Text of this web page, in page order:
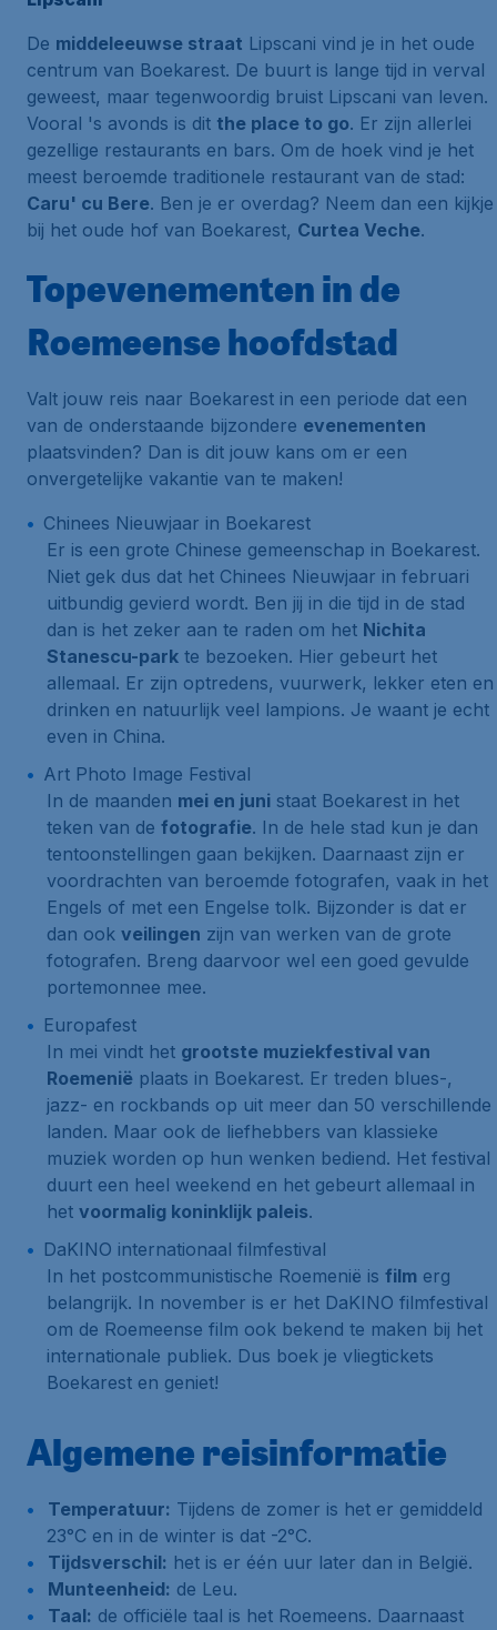
De middeleeuwse straat Lipscani vind je in het oude
centrum van Boekarest. De buurt is lange tijd in verval
geweest, maar tegenwoordig bruist Lipscani van leven.
Vooral 's avonds is dit the place to go. Er zijn allerlei
gezellige restaurants en bars. Om de hoek vind je het
meest beroemde traditionele restaurant van de stad:
Caru' cu Bere. Ben je er overdag? Neem dan een kijkje
bij het oude hof van Boekarest, Curtea Veche.
Topevenementen in de
Roemeense hoofdstad
Valt jouw reis naar Boekarest in een periode dat een
van de onderstaande bijzondere evenementen
plaatsvinden? Dan is dit jouw kans om er een
onvergetelijke vakantie van te maken!
Chinees Nieuwjaar in Boekarest
Er is een grote Chinese gemeenschap in Boekarest.
Niet gek dus dat het Chinees Nieuwjaar in februari
uitbundig gevierd wordt. Ben jij in die tijd in de stad
dan is het zeker aan te raden om het Nichita
Stanescu-park te bezoeken. Hier gebeurt het
allemaal. Er zijn optredens, vuurwerk, lekker eten en
drinken en natuurlijk veel lampions. Je waant je echt
even in China.
Art Photo Image Festival
In de maanden mei en juni staat Boekarest in het
teken van de fotografie. In de hele stad kun je dan
tentoonstellingen gaan bekijken. Daarnaast zijn er
voordrachten van beroemde fotografen, vaak in het
Engels of met een Engelse tolk. Bijzonder is dat er
dan ook veilingen zijn van werken van de grote
fotografen. Breng daarvoor wel een goed gevulde
portemonnee mee.
Europafest
In mei vindt het grootste muziekfestival van
Roemenië plaats in Boekarest. Er treden blues-,
jazz- en rockbands op uit meer dan 50 verschillende
landen. Maar ook de liefhebbers van klassieke
muziek worden op hun wenken bediend. Het festival
duurt een heel weekend en het gebeurt allemaal in
het voormalig koninklijk paleis.
DaKINO internationaal filmfestival
In het postcommunistische Roemenië is film erg
belangrijk. In november is er het DaKINO filmfestival
om de Roemeense film ook bekend te maken bij het
internationale publiek. Dus boek je vliegtickets
Boekarest en geniet!
Algemene reisinformatie
Temperatuur: Tijdens de zomer is het er gemiddeld
23°C en in de winter is dat -2°C.
Tijdsverschil: het is er één uur later dan in België.
Munteenheid: de Leu.
Taal: de officiële taal is het Roemeens. Daarnaast